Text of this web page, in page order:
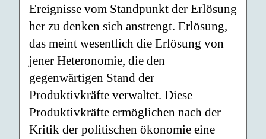
Ereignisse vom Standpunkt der Erlösung
her zu denken sich anstrengt. Erlösung,
das meint wesentlich die Erlösung von
jener Heteronomie, die den
gegenwärtigen Stand der
Produktivkräfte verwaltet. Diese
Produktivkräfte ermöglichen nach der
Kritik der politischen ökonomie eine